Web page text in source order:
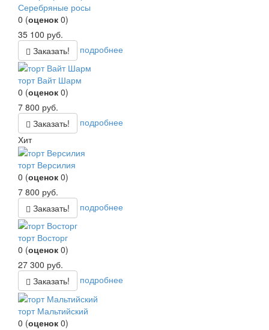
Серебряные росы
0 (оценок 0)
35 100 руб.
Заказать!
подробнее
торт Вайт Шарм
0 (оценок 0)
7 800 руб.
Заказать!
подробнее
Хит
торт Версилия
0 (оценок 0)
7 800 руб.
Заказать!
подробнее
торт Восторг
0 (оценок 0)
27 300 руб.
Заказать!
подробнее
торт Мальтийский
0 (оценок 0)